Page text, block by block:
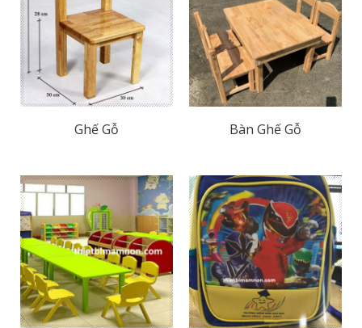
Ghế Gỗ Bàn Ghế Gỗ